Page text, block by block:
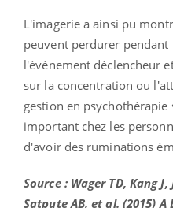
L'imagerie a ainsi pu
peuvent perdurer pendant
l'événement déclencheur
sur la concentration ou
gestion en
important chez les
d'avoir des ruminations
Source : Wager TD, Kang
Satpute AB, et al. (2015)